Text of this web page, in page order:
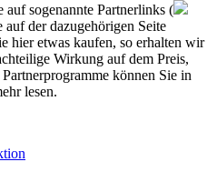
sogenannte Partnerlinks (
der dazugehörigen Seite
hier etwas kaufen, so erhalten wir
Wirkung auf dem Preis,
können Sie in
lesen.